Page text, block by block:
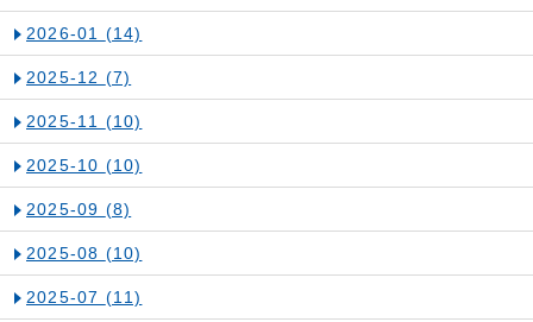
2026-01 (14)
2025-12 (7)
2025-11 (10)
2025-10 (10)
2025-09 (8)
2025-08 (10)
2025-07 (11)